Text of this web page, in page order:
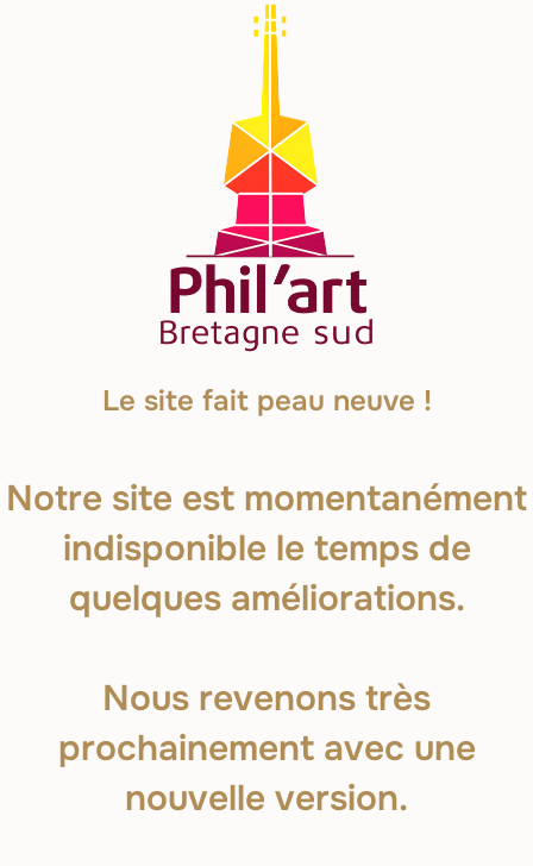
Le site fait peau neuve !
Notre site est momentanément
indisponible le temps de
quelques améliorations.
Nous revenons très
prochainement avec une
nouvelle version.